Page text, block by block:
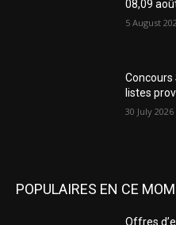
08,09
5 August
Concours
listes
30 July 2026
POPULAIRES EN CE
Offres